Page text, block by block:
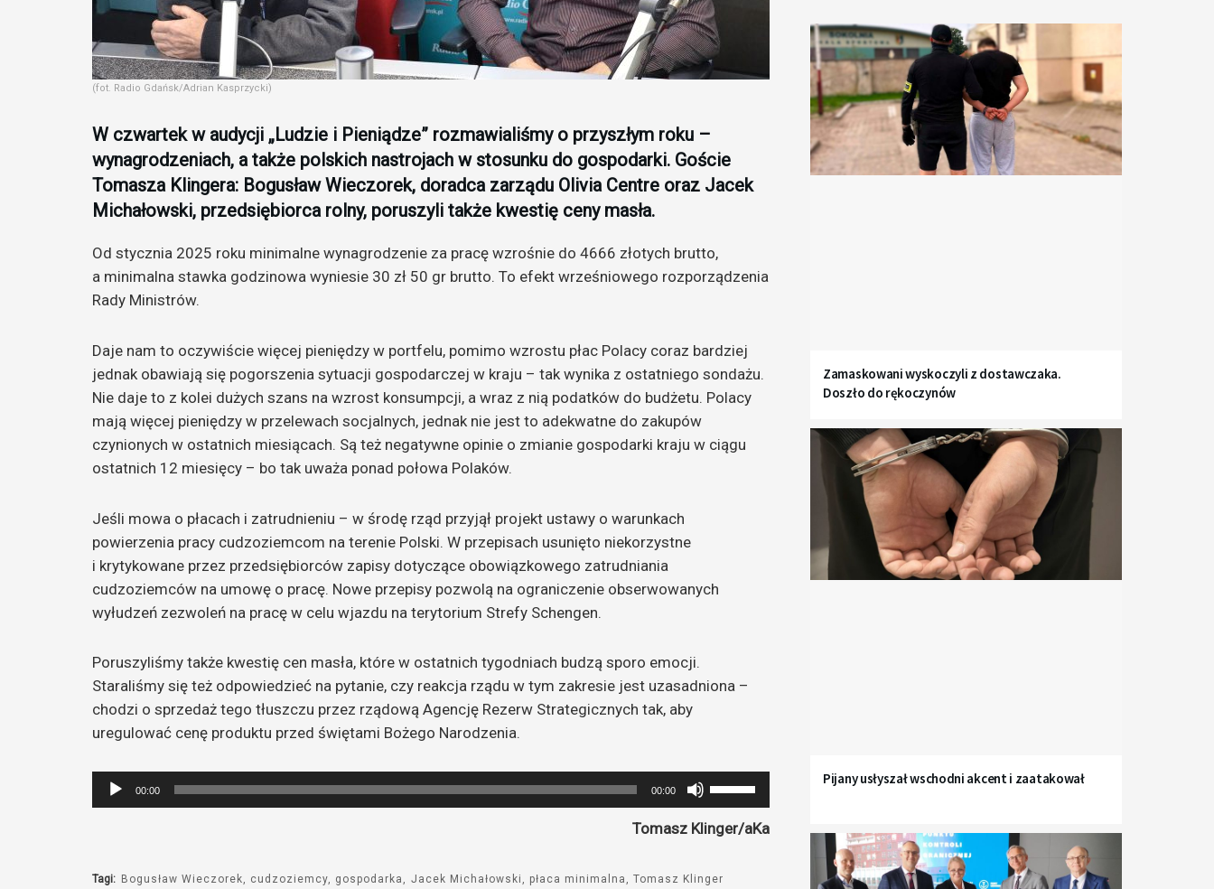
(fot. Radio Gdańsk/Adrian Kasprzycki)
W czwartek w audycji „Ludzie i Pieniądze” rozmawialiśmy o przyszłym roku –
wynagrodzeniach, a także polskich nastrojach w stosunku do gospodarki. Goście
Tomasza Klingera: Bogusław Wieczorek, doradca zarządu Olivia Centre oraz Jacek
Michałowski, przedsiębiorca rolny, poruszyli także kwestię ceny masła.
Od stycznia 2025 roku minimalne wynagrodzenie za pracę wzrośnie do 4666 złotych brutto,
a minimalna stawka godzinowa wyniesie 30 zł 50 gr brutto. To efekt wrześniowego rozporządzenia
Rady Ministrów.
Daje nam to oczywiście więcej pieniędzy w portfelu, pomimo wzrostu płac Polacy coraz bardziej
jednak obawiają się pogorszenia sytuacji gospodarczej w kraju – tak wynika z ostatniego sondażu.
Nie daje to z kolei dużych szans na wzrost konsumpcji, a wraz z nią podatków do budżetu. Polacy
mają więcej pieniędzy w przelewach socjalnych, jednak nie jest to adekwatne do zakupów
czynionych w ostatnich miesiącach. Są też negatywne opinie o zmianie gospodarki kraju w ciągu
ostatnich 12 miesięcy – bo tak uważa ponad połowa Polaków.
Jeśli mowa o płacach i zatrudnieniu – w środę rząd przyjął projekt ustawy o warunkach
powierzenia pracy cudzoziemcom na terenie Polski. W przepisach usunięto niekorzystne
i krytykowane przez przedsiębiorców zapisy dotyczące obowiązkowego zatrudniania
cudzoziemców na umowę o pracę. Nowe przepisy pozwolą na ograniczenie obserwowanych
wyłudzeń zezwoleń na pracę w celu wjazdu na terytorium Strefy Schengen.
Poruszyliśmy także kwestię cen masła, które w ostatnich tygodniach budzą sporo emocji.
Staraliśmy się też odpowiedzieć na pytanie, czy reakcja rządu w tym zakresie jest uzasadniona –
chodzi o sprzedaż tego tłuszczu przez rządową Agencję Rezerw Strategicznych tak, aby
uregulować cenę produktu przed świętami Bożego Narodzenia.
Odtwarzacz
plików
00:00 00:00
strzałek
do
oraz
Tomasz Klinger/aKa
Tagi: Bogusław Wieczorek cudzoziemcy gospodarka Jacek Michałowski płaca minimalna Tomasz Klinger
Zamaskowani wyskoczyli z dostawczaka.
Doszło do rękoczynów
Pijany usłyszał wschodni akcent i zaatakował